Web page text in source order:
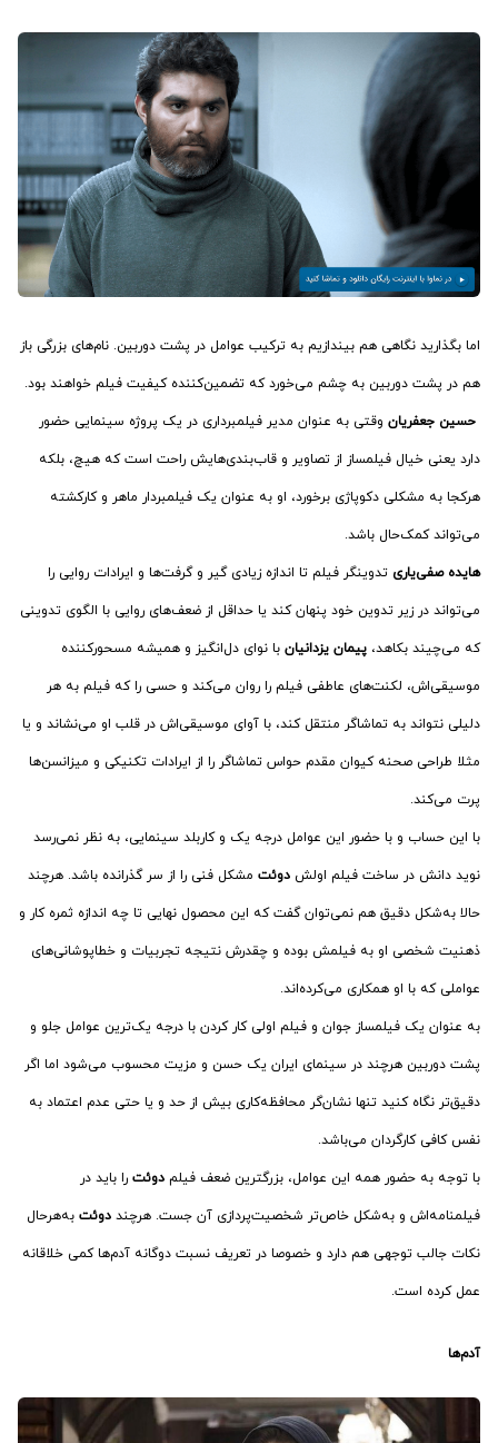
اما بگذارید نگاهی هم بیندازیم به ترکیب عوامل در پشت دوربین. نام‌های بزرگی باز
هم در پشت دوربین به چشم می‌خورد که تضمین‌کننده کیفیت فیلم خواهند بود.
حسین جعفریان وقتی به عنوان مدیر فیلمبرداری در یک پروژه سینمایی حضور
دارد یعنی خیال فیلمساز از تصاویر و قاب‌بندی‌هایش راحت است که هیچ، بلکه
هرکجا به مشکلی دکوپاژی برخورد، او به عنوان یک فیلمبردار ماهر و کارکشته
می‌تواند کمک‌حال باشد.
هایده صفی‌یاری تدوینگر فیلم تا اندازه زیادی گیر و گرفت‌ها و ایرادات روایی را
می‌تواند در زیر تدوین خود پنهان کند یا حداقل از ضعف‌های روایی با الگوی تدوینی
که می‌چیند بکاهد، پیمان یزدانیان با نوای دل‌انگیز و همیشه مسحورکننده
موسیقی‌اش، لکنت‌های عاطفی فیلم را روان می‌کند و حسی را که فیلم به هر
دلیلی نتواند به تماشاگر منتقل کند، با آوای موسیقی‌اش در قلب او می‌نشاند و یا
مثلا طراحی صحنه کیوان مقدم حواس تماشاگر را از ایرادات تکنیکی و میزانسن‌ها
پرت می‌کند.
با این حساب و با حضور این عوامل درجه یک و کاربلد سینمایی، به نظر نمی‌رسد
نوید دانش در ساخت فیلم اولش دوئت مشکل فنی را از سر گذرانده باشد. هرچند
حالا به‌شکل دقیق هم نمی‌توان گفت که این محصول نهایی تا چه اندازه ثمره کار و
ذهنیت شخصی او به فیلمش بوده و چقدرش نتیجه تجربیات و خطاپوشانی‌های
عواملی که با او همکاری می‌کرده‌اند.
به عنوان یک فیلمساز جوان و فیلم اولی کار کردن با درجه یک‌ترین عوامل جلو و
پشت دوربین هرچند در سینمای ایران یک حسن و مزیت محسوب می‌شود اما اگر
دقیق‌تر نگاه کنید تنها نشان‌گر محافظه‌کاری بیش از حد و یا حتی عدم اعتماد به
نفس کافی کارگردان می‌باشد.
با توجه به حضور همه این عوامل، بزرگترین ضعف فیلم دوئت را باید در
فیلمنامه‌اش و به‌شکل خاص‌تر شخصیت‌پردازی آن جست. هرچند دوئت به‌هرحال
نکات جالب توجهی هم دارد و خصوصا در تعریف نسبت دوگانه آدم‌ها کمی خلاقانه
عمل کرده است.
آدم‌ها